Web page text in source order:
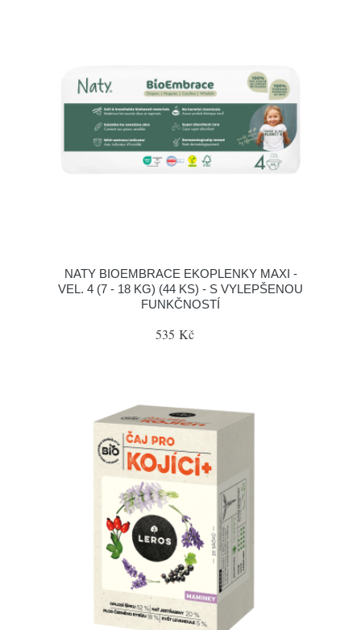
NATY BIOEMBRACE EKOPLENKY MAXI -
VEL. 4 (7 - 18 KG) (44 KS) - S VYLEPŠENOU
FUNKČNOSTÍ
535 Kč